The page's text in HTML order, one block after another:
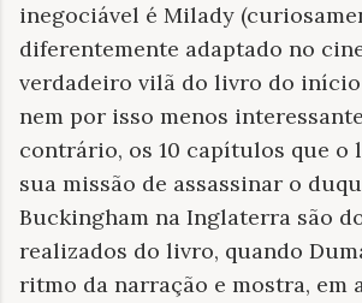
inegociável é Milady
diferentemente adaptado no
verdadeiro vilã do livro do início
nem por isso menos
contrário, os 10 capítulos que o
sua missão de assassinar o
Buckingham na Inglaterra são
realizados do livro, quando
ritmo da narração e mostra, em